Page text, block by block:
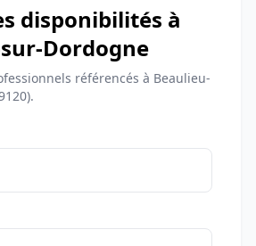
disponibilités à
Dordogne
référencés à Beaulieu-